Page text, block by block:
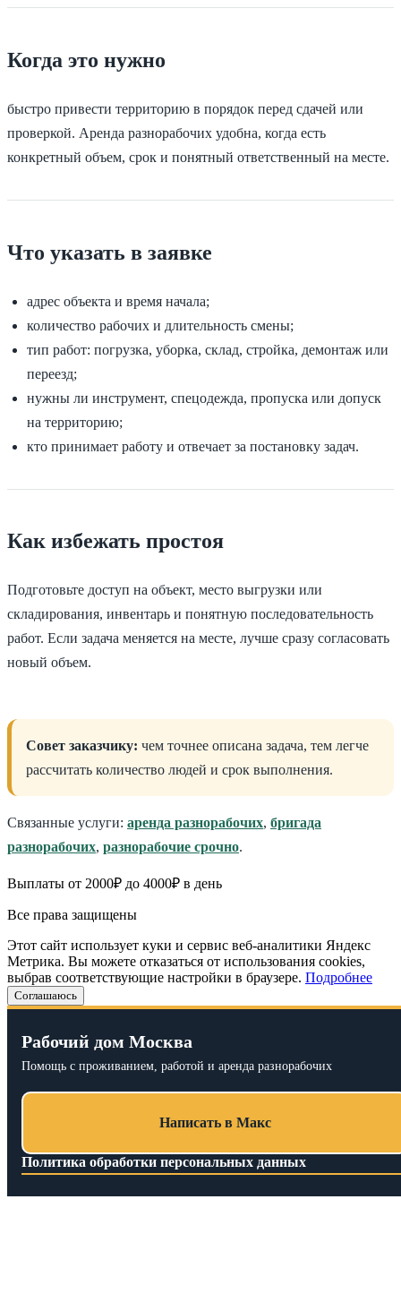
Когда это нужно
быстро привести территорию в порядок перед сдачей или
проверкой. Аренда разнорабочих удобна, когда есть
конкретный объем, срок и понятный ответственный на месте.
Что указать в заявке
адрес объекта и время начала;
количество рабочих и длительность смены;
тип работ: погрузка, уборка, склад, стройка, демонтаж или
переезд;
нужны ли инструмент, спецодежда, пропуска или допуск
на территорию;
кто принимает работу и отвечает за постановку задач.
Как избежать простоя
Подготовьте доступ на объект, место выгрузки или
складирования, инвентарь и понятную последовательность
работ. Если задача меняется на месте, лучше сразу согласовать
новый объем.
Совет заказчику: чем точнее описана задача, тем легче
рассчитать количество людей и срок выполнения.
Связанные услуги: аренда разнорабочих, бригада
разнорабочих, разнорабочие срочно.
Выплаты от 2000₽ до 4000₽ в день
Все права защищены
Этот сайт использует куки и сервис веб-аналитики Яндекс
Метрика. Вы можете отказаться от использования cookies,
выбрав соответствующие настройки в браузере. Подробнее
Соглашаюсь
Рабочий дом Москва
Помощь с проживанием, работой и аренда разнорабочих
Написать в Макс
Политика обработки персональных данных